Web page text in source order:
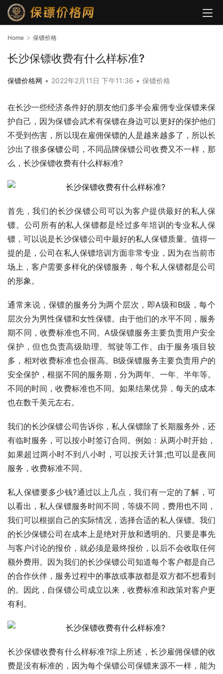
Home 保镖价格
长沙保镖收费有什么样标准?
保镖价格网 • 2022年2月11日 下午11:36 • 保镖价格
在长沙一些经济条件好的朋友他们多半会雇佣专业保镖来保
护自己，因为保镖会武术有保镖在身边可以更好的保护他们
不受到伤害，所以现在雇佣保镖的人是越来越多了，所以长
沙出了很多保镖公司 ，不同品牌保镖公司收费又不一样，那
么，长沙保镖收费有什么样标准?
首先，我们的长沙保镖公司可以为客户提供最好的私人保
镖。公司所有的私人保镖都是经过多年培训的专业私人保
镖，可以说是长沙保镖公司中最好的私人保镖质量。值得一
提的是，公司在私人保镖培训方面非常专业，因为在当前市
场上，客户需要多样化的保镖服务，每个私人保镖都是公司
的形象。
通常来说，保镖的服务分为两个层次，即A级和B级，每个
层次分为男性保镖和女性保镖。由于他们的水平不同，服务
期不同，收费标准也不同。A级保镖服务主要负责用户安全
保护，但也负责高级助理、驾驶等工作。由于服务项目较
多，相对收费标准也会很高。B级保镖服务主要负责用户的
安全保护，根据不同的服务期，分为两年、一年、半年等。
不同的时间，收费标准也不同。如果结果优异，每天的成本
也在数千美元左右。
我们的长沙保镖公司告诉你，私人保镖除了长期服务外，还
有临时服务，可以按小时签订合同。例如：从两小时开始，
如果超过两小时不到八小时，可以按天计算;也可以是夜间
服务，收费标准不同。
私人保镖要多少钱?通过以上几点，我们有一定的了解，可
以看出，私人保镖服务时间不同，等级不同，费用也不同，
我们可以根据自己的实际情况，选择合适的私人保镖。我们
的长沙保镖公司在成本上是绝对开放和透明的。只要是事先
与客户讨论的报价，就必须是最终报价，以后不会收取任何
额外费用。因为我们的长沙保镖公司知道每个客户都是自己
的合作伙伴，服务过程中的事故或事故都是双方都不想看到
的。因此，自保镖公司成立以来，收费标准和政策对客户更
有利。
长沙保镖收费有什么样标准?综上所述，长沙雇佣保镖的收
费是没有标准的，因为每个保镖公司保镖来源不一样，能为